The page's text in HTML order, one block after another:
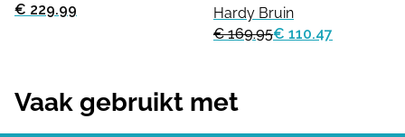
€ 229.99
Hardy Bruin
€ 169.95€ 110.47
Vaak gebruikt met